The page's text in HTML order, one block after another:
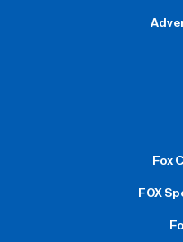
Fox
FOX